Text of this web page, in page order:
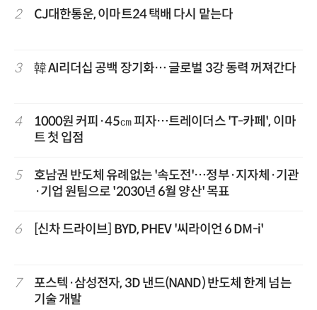
2 CJ대한통운, 이마트24 택배 다시 맡는다
3 韓 AI리더십 공백 장기화… 글로벌 3강 동력 꺼져간다
4
1000원 커피·45㎝ 피자…트레이더스 'T-카페', 이마
트 첫 입점
5
호남권 반도체 유례없는 '속도전'…정부·지자체·기관
·기업 원팀으로 '2030년 6월 양산' 목표
6 [신차 드라이브] BYD, PHEV '씨라이언 6 DM-i'
7
포스텍·삼성전자, 3D 낸드(NAND) 반도체 한계 넘는
기술 개발